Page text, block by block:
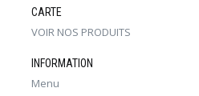
CARTE
VOIR NOS PRODUITS
INFORMATION
Menu